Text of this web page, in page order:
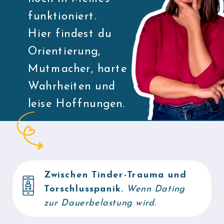
funktioniert.
Hier findest du
Orientierung,
Mutmacher, harte
Wahrheiten und
leise Hoffnungen.
Zwischen Tinder-Trauma und
Torschlusspanik.
Wenn Dating
zur Dauerbelastung wird.